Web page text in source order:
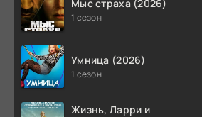
Мыс страха (2026)
1 сезон
Умница (2026)
1 сезон
Жизнь, Ларри и